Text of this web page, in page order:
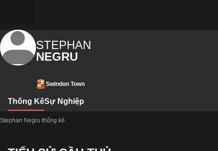
STEPHAN
NEGRU
Swindon Town
Thống KêSự Nghiệp
Stephan Negru thống kê